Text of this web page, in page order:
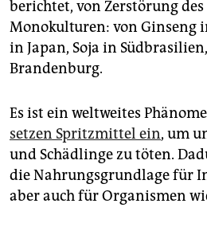
berichtet, von Zerstörung
Monokulturen: von Ginseng
in Japan, Soja in
Brandenburg.
Es ist ein weltweites
setzen Spritzmittel ein, um
und Schädlinge zu töten.
die Nahrungsgrundlage für
aber auch für Organismen